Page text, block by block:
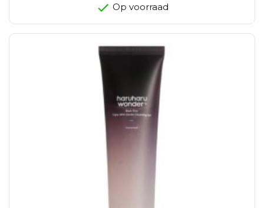
Op voorraad